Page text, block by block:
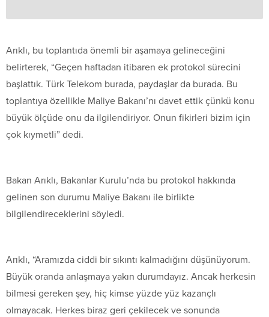
Arıklı, bu toplantıda önemli bir aşamaya gelineceğini
belirterek, “Geçen haftadan itibaren ek protokol sürecini
başlattık. Türk Telekom burada, paydaşlar da burada. Bu
toplantıya özellikle Maliye Bakanı’nı davet ettik çünkü konu
büyük ölçüde onu da ilgilendiriyor. Onun fikirleri bizim için
çok kıymetli” dedi.
Bakan Arıklı, Bakanlar Kurulu’nda bu protokol hakkında
gelinen son durumu Maliye Bakanı ile birlikte
bilgilendireceklerini söyledi.
Arıklı, “Aramızda ciddi bir sıkıntı kalmadığını düşünüyorum.
Büyük oranda anlaşmaya yakın durumdayız. Ancak herkesin
bilmesi gereken şey, hiç kimse yüzde yüz kazançlı
olmayacak. Herkes biraz geri çekilecek ve sonunda